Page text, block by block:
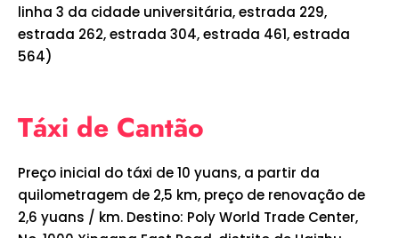
linha 3 da cidade universitária, estrada 229,
estrada 262, estrada 304, estrada 461, estrada
564)
Táxi de Cantão
Preço inicial do táxi de 10 yuans, a partir da
quilometragem de 2,5 km, preço de renovação de
2,6 yuans / km. Destino: Poly World Trade Center,